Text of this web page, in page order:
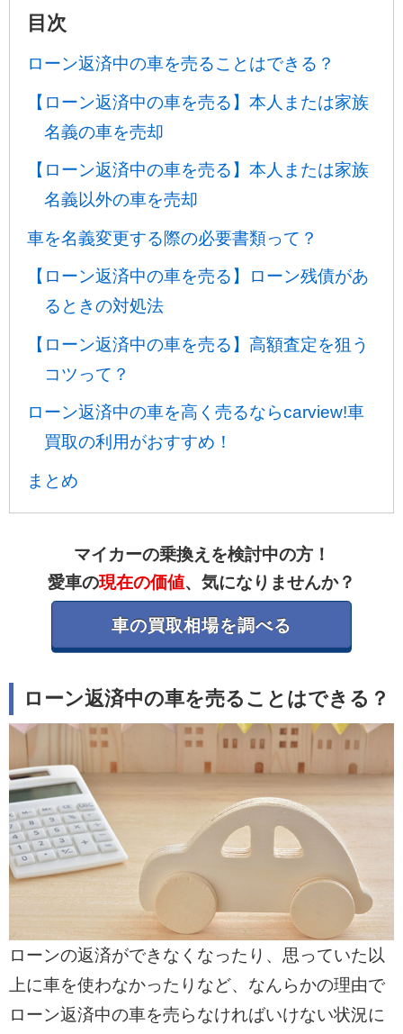
目次
ローン返済中の車を売ることはできる？
【ローン返済中の車を売る】本人または家族
名義の車を売却
【ローン返済中の車を売る】本人または家族
名義以外の車を売却
車を名義変更する際の必要書類って？
【ローン返済中の車を売る】ローン残債があ
るときの対処法
【ローン返済中の車を売る】高額査定を狙う
コツって？
ローン返済中の車を高く売るならcarview!車
買取の利用がおすすめ！
まとめ
マイカーの乗換えを検討中の方！
愛車の現在の価値、気になりませんか？
車の買取相場を調べる
ローン返済中の車を売ることはできる？
ローンの返済ができなくなったり、思っていた以
上に車を使わなかったりなど、なんらかの理由で
ローン返済中の車を売らなければいけない状況に